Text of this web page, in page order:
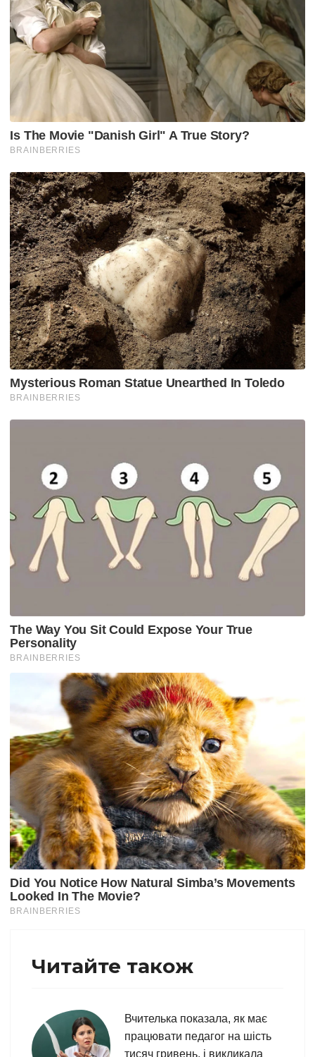
Читайте також
Вчителька показала, як має
працювати педагог на шість
тисяч гривень, і викликала